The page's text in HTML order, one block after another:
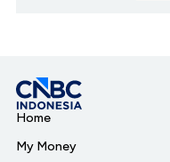
Home
My Money